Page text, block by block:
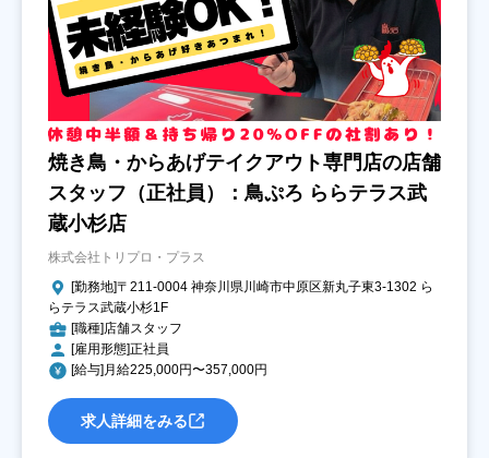
焼き鳥・からあげテイクアウト専門店の店舗
スタッフ（正社員）：鳥ぷろ ららテラス武
蔵小杉店
株式会社トリプロ・プラス
[勤務地]〒211-0004 神奈川県川崎市中原区新丸子東3-1302 ら
らテラス武蔵小杉1F
[職種]店舗スタッフ
[雇用形態]正社員
[給与]月給225,000円〜357,000円
求人詳細をみる